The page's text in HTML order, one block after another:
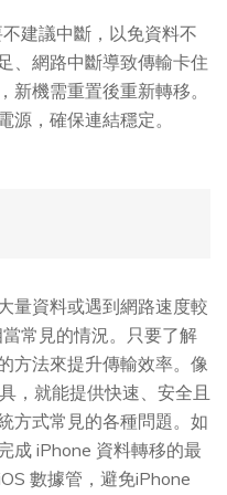
建議中斷，以免資料不
、網路中斷導致傳輸卡住
機需重置後重新轉移。
源，確保連結穩定。
量資料或遇到網路速度較
常見的情況。只要了解
方法來提升傳輸效率。像
，就能提供快速、安全且
方式常見的各種問題。如
成 iPhone 資料轉移的最
數據管，避免iPhone